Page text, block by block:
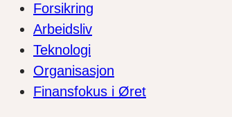
Forsikring
Arbeidsliv
Teknologi
Organisasjon
Finansfokus i Øret